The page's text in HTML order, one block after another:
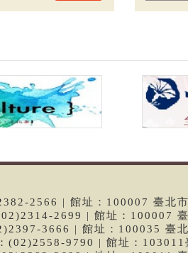
2566 | 館址：100007 臺北
2699 | 館址：100007
3666 | 館址：100035 臺
(02)2558-9790 | 館址：103011